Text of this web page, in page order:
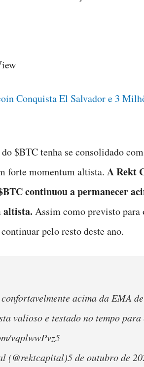
Conquista El Salvador e 3
$BTC tenha se consolidado
forte momentum altista. A Rekt
continuou a permanecer
altista. Assim como previsto para
pelo resto deste ano.
acima da EMA
valioso e testado no tempo
vqplwwPvz5
(@rektcapital)5 de outubro de